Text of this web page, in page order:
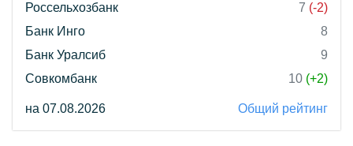
Россельхозбанк
7 (-2)
Банк Инго
8
Банк Уралсиб
9
Совкомбанк
10 (+2)
на 07.08.2026 Общий рейтинг